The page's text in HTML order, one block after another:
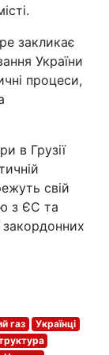
закликає
України
процеси,
в Грузії
свій
з ЄС та
закордонних
газ
Українці